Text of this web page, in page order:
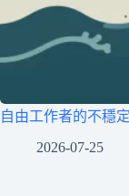
自由工作者的不穩
2026-07-25